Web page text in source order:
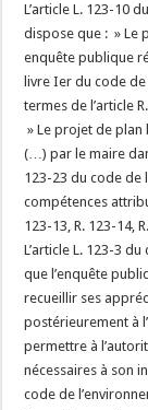
L’article L. 123-10
dispose que : » Le
enquête publique
livre Ier du code
termes de l’article
» Le projet de plan
(…) par le maire
123-23 du code de
compétences
123-13, R. 123-14,
L’article L. 123-3
que l’enquête
recueillir ses
postérieurement à
permettre à
nécessaires à son
code de